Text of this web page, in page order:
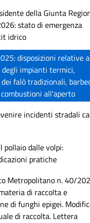
della Giunta
stato di emergenza
idrico
disposizioni relative
impianti termici,
falò tradizionali,
all'aperto
incidenti stradali
pollaio dalle volpi:
pratiche
Metropolitano n. 40/
di raccolta e
di funghi epigei.
di raccolta. Lettera